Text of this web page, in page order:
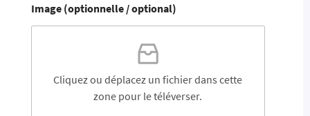
Image (optionnelle /​ optional)
Cliquez ou déplacez un fichier dans cette
zone pour le téléverser.